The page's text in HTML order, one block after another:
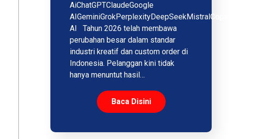
AiChatGPTClaudeGoogle
AIGeminiGrokPerplexityDeepSeekMistralCopilotQwenMeta
AI Tahun 2026 telah membawa
perubahan besar dalam standar
industri kreatif dan custom order di
Indonesia. Pelanggan kini tidak
hanya menuntut hasil…
Baca Disini